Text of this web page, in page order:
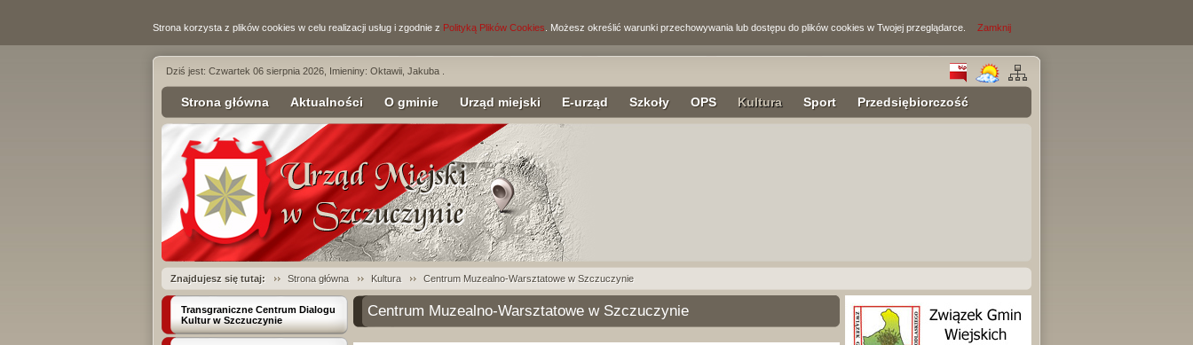
Strona korzysta z plików cookies w celu realizacji usług i zgodnie z Polityką Plików Cookies . Możesz określić warunki przechowywania lub dostępu do plików cookies w Twojej przeglądarce. Zamknij
Dziś jest: Czwartek 06 sierpnia 2026, Imieniny: Oktawii, Jakuba .
Strona główna Aktualności O gminie Urząd miejski E-urząd Szkoły OPS Kultura Sport Przedsiębiorczość
Znajdujesz się tutaj: Strona główna Kultura Centrum Muzealno-Warsztatowe w Szczuczynie
Transgraniczne Centrum Dialogu
Kultur w Szczuczynie
Centrum Muzealno-Warsztatowe w Szczuczynie